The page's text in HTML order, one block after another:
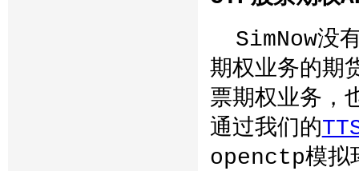
SimNow没
期权业务的期
票期权业务，
通过我们的
openctp模拟